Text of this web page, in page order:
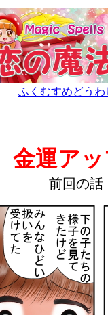
ふくむすめどうわ
金運ア
前回の話